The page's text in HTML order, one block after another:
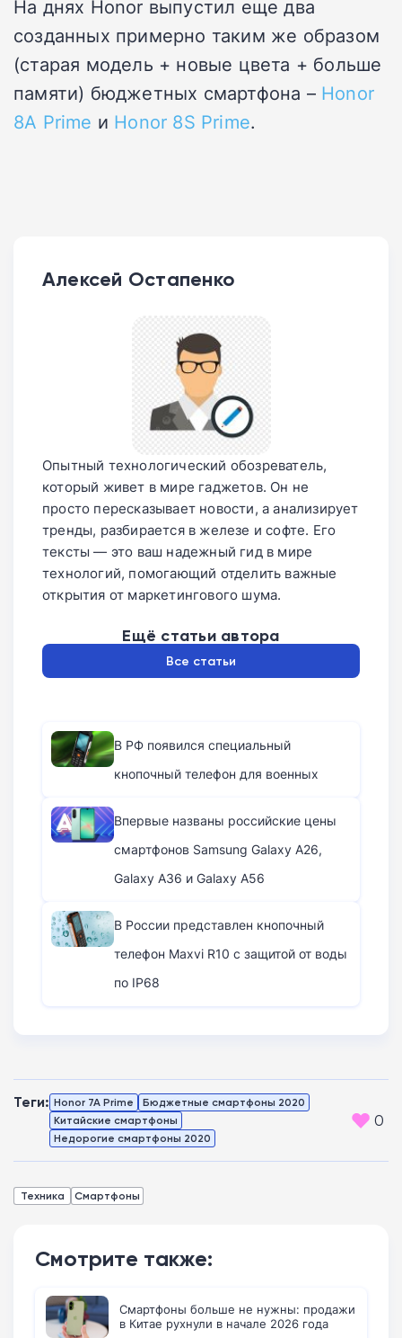
На днях Honor выпустил еще два
созданных примерно таким же образом
(старая модель + новые цвета + больше
памяти) бюджетных смартфона – Honor
8A Prime и Honor 8S Prime.
Алексей Остапенко
Опытный технологический обозреватель,
который живет в мире гаджетов. Он не
просто пересказывает новости, а анализирует
тренды, разбирается в железе и софте. Его
тексты — это ваш надежный гид в мире
технологий, помогающий отделить важные
открытия от маркетингового шума.
Ещё статьи автора
Все статьи
В РФ появился специальный
кнопочный телефон для военных
Впервые названы российские цены
смартфонов Samsung Galaxy A26,
Galaxy A36 и Galaxy A56
В России представлен кнопочный
телефон Maxvi R10 с защитой от воды
по IP68
Теги: Honor 7A Prime
Бюджетные смартфоны 2020
Китайские смартфоны
Недорогие смартфоны 2020
0
Техника Смартфоны
Смотрите также:
Смартфоны больше не нужны: продажи
в Китае рухнули в начале 2026 года